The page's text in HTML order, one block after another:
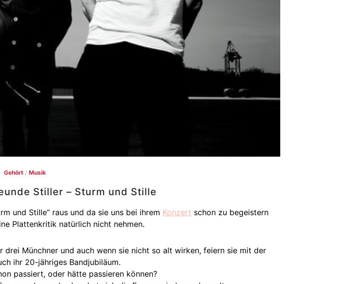
Gehört / Musik
Stiller – Sturm und Stille
und Stille“ raus und da sie uns bei ihrem Konzert schon zu begeistern
Plattenkritik natürlich nicht nehmen.
Münchner und auch wenn sie nicht so alt wirken, feiern sie mit der
ihr 20-jähriges Bandjubiläum.
passiert, oder hätte passieren können?